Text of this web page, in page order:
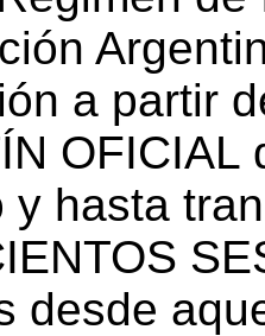
a partir
OFICIAL
y hasta
desde